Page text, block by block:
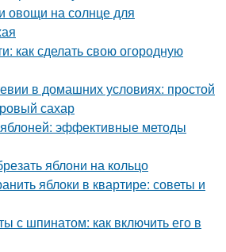
овощи на солнце для
как сделать свою огородную
в домашних условиях: простой
сахар
эффективные методы
яблони на кольцо
яблоки в квартире: советы и
с шпинатом: как включить его в